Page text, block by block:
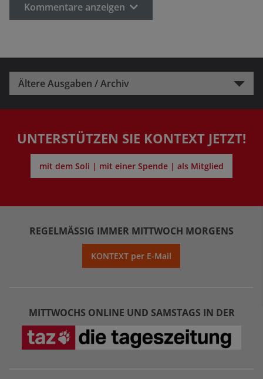
Kommentare anzeigen
Ältere Ausgaben / Archiv
UNTERSTÜTZEN SIE KONTEXT JETZT!
mit dem Soli | mit einer Spende | als Mitglied
REGELMÄSSIG IMMER MITTWOCH MORGENS
KONTEXT per E-Mail
MITTWOCHS ONLINE UND SAMSTAGS IN DER